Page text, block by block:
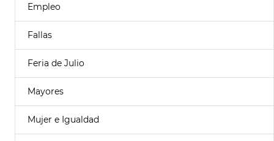
Empleo
Fallas
Feria de Julio
Mayores
Mujer e Igualdad